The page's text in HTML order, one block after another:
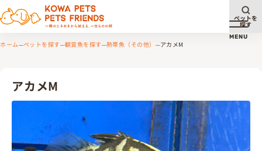
メニ
MENU
ペットを
探す
ホーム ペットを探す 観賞魚を探す 熱帯魚（その他） アカメM
アカメM